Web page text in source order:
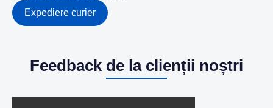
Expediere curier
Feedback de la clienții noștri